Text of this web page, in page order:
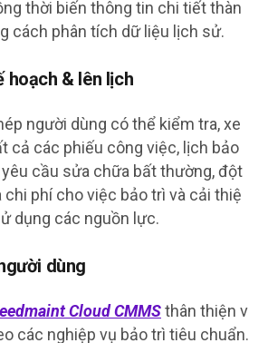
thời biến thông tin chi tiết thàn
cách phân tích dữ liệu lịch sử.
hoạch & lên lịch
người dùng có thể kiểm tra, xe
cả các phiếu công việc, lịch bảo
cầu sửa chữa bất thường, đột
chi phí cho việc bảo trì và cải thiệ
dụng các nguồn lực.
dùng
Cloud CMMSthân thiện v
các nghiệp vụ bảo trì tiêu chuẩn.